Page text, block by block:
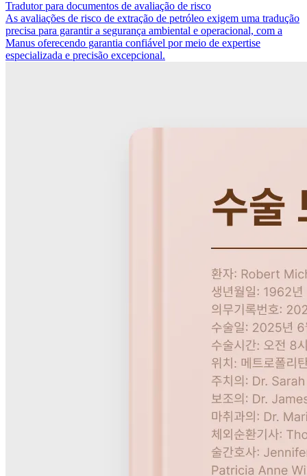
Tradutor para documentos de avaliação de risco
As avaliações de risco de extração de petróleo exigem uma tradução
precisa para garantir a segurança ambiental e operacional, com a
Manus oferecendo garantia confiável por meio de expertise
especializada e precisão excepcional.